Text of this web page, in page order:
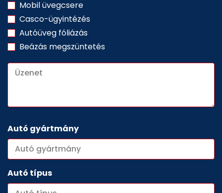
Mobil üvegcsere
Casco-ügyintézés
Autóüveg fóliázás
Beázás megszüntetés
Autó gyártmány
Autó típus